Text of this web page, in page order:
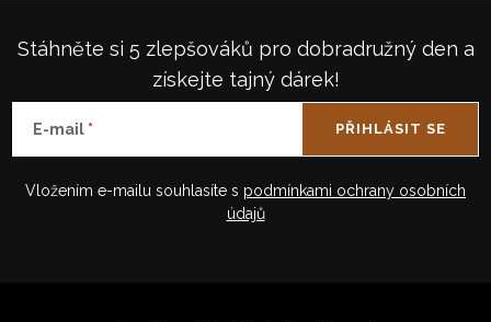
Stáhněte si 5 zlepšováků pro dobradružný den a
získejte tajný dárek!
E-mail
Vložením e-mailu souhlasíte s podmínkami ochrany osobních
údajů
PŘIHLÁSIT SE